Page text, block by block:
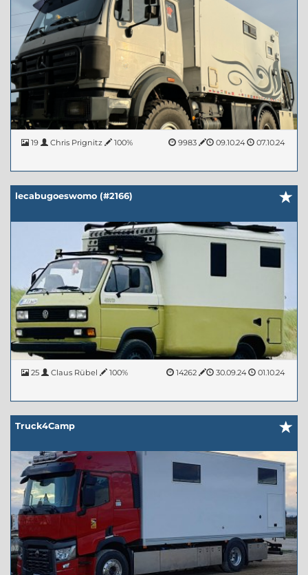
19 07.10.24
Chris Prignitz 09.10.24
100% 9983
lecabugoeswomo (#2166)
25 01.10.24
Claus Rübel 30.09.24
100% 14262
Truck4Camp